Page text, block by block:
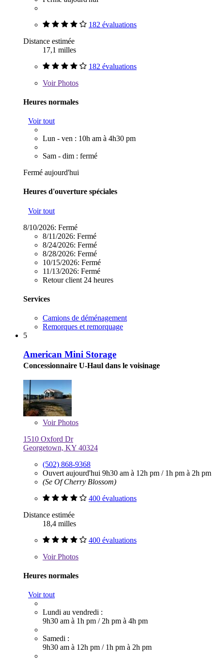
182 évaluations
Distance estimée
17,1 milles
182 évaluations
VoirPhotos
Heures normales
Voir tout
Lun - ven : 10h am à 4h30 pm
Sam - dim : fermé
Fermé aujourd'hui
Heures d'ouverture spéciales
Voir tout
8/10/2026: Fermé
8/11/2026: Fermé
8/24/2026: Fermé
8/28/2026: Fermé
10/15/2026: Fermé
11/13/2026: Fermé
Retour client 24 heures
Services
Camions de déménagement
Remorques et remorquage
5
American Mini Storage
Concessionnaire U-Haul dans le voisinage
VoirPhotos
1510 Oxford Dr
Georgetown, KY 40324
(502) 868-9368
Ouvert aujourd'hui 9h30 am à 12h pm / 1h pm à 2h pm
(Se Of Cherry Blossom)
400 évaluations
Distance estimée
18,4 milles
400 évaluations
VoirPhotos
Heures normales
Voir tout
Lundi au vendredi :
9h30 am à 1h pm / 2h pm à 4h pm
Samedi :
9h30 am à 12h pm / 1h pm à 2h pm